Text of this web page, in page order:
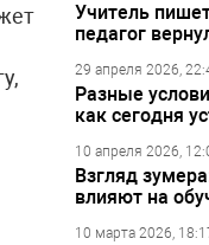
Учитель
педагог
29 апреля 2026,
Разные
как сегодня
10 апреля 2026,
Взгляд
влияют на
10 марта 2026,